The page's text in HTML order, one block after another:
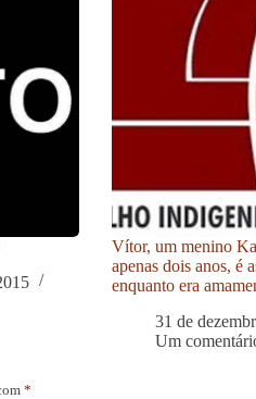
Vítor, um menino
apenas dois anos, é
enquanto era
31 de
Um
*